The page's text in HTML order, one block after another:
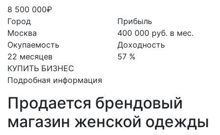
8 500 000₽
Город
Москва
Окупаемость
22 месяцев
КУПИТЬ БИЗНЕС
Прибыль
400 000 руб. в мес.
Доходность
57 %
Подробная информация
Продается брендовый
магазин женской одежды